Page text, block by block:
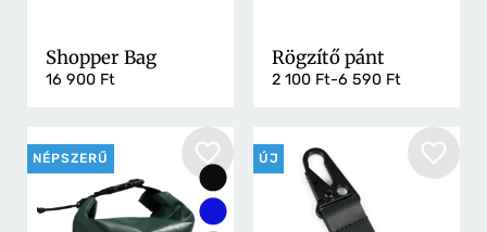
Shopper Bag
16 900 Ft
Rögzítő pánt
2 100 Ft-6 590 Ft
NÉPSZERŰ ÚJ